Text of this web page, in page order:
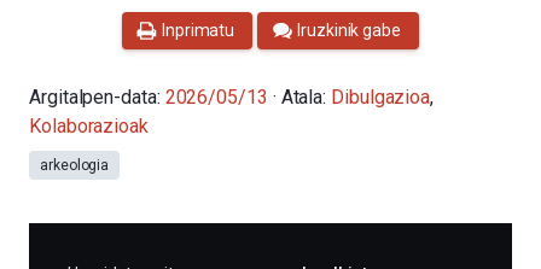
Inprimatu Iruzkinik gabe
Argitalpen-data: 2026/05/13 · Atala: Dibulgazioa,
Kolaborazioak
arkeologia